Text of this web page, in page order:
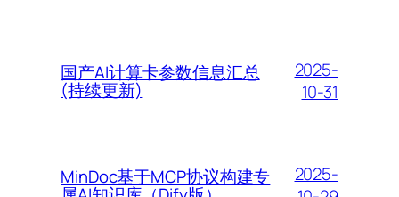
国产AI计算卡参数信息汇总
(持续更新)
2025-
10-31
MinDoc基于MCP协议构建专
2025-